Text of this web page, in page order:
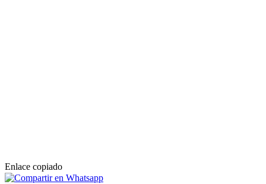
Enlace copiado